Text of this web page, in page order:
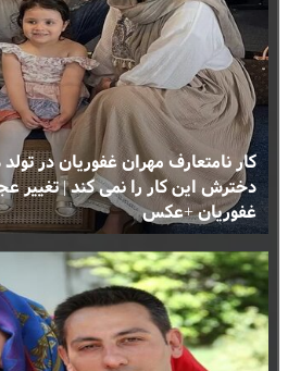
کار نامتعارف مهران غفوریان در
دخترش این کار را نمی کند | تغییر
غفوریان +عکس